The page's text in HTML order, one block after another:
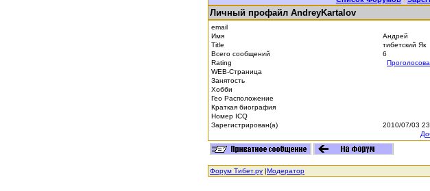
Личный профайл AndreyKartalov
email
Имя
Андрей
Title
тибетский Як
Всего сообщений
6
Rating
WEB-Страница
Занятость
Хобби
Гео Расположение
Краткая биография
Номер ICQ
Зарегистрирован(а)
2010/07/03
Форум Тибет.ру |Модератор